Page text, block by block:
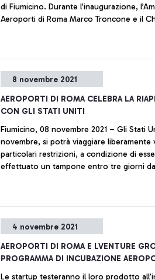
di Fiumicino. Durante l’inaugurazione,
Aeroporti di Roma Marco Troncone e il
realizzazione di quest’infrastruttura,
tecnologica, destinata a rivoluzionare
8 novembre 2021
AEROPORTI DI ROMA CELEBRA LA
CON GLI STATI UNITI
Fiumicino, 08 novembre 2021 – Gli Stati
novembre, si potrà viaggiare liberamente verso gli Usa senza
particolari restrizioni, a condizione di
effettuato un tampone entro tre giorni
normalità che Aeroporti di Roma celebra
4 novembre 2021
AEROPORTI DI ROMA E LVENTURE
PROGRAMMA DI INCUBAZIONE
Le startup testeranno il loro prodotto